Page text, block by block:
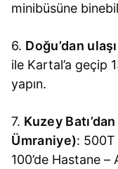
minibüsüne
6. Doğu’dan
ile Kartal’a geçip
yapın.
7. Kuzey
Ümraniye): 500T
100’de Hastane –